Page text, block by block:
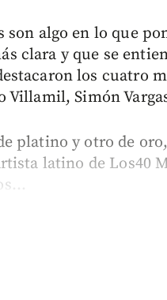
son algo en lo que
clara y que se
los cuatro
Villamil, Simón
platino y otro de
latino de Los40